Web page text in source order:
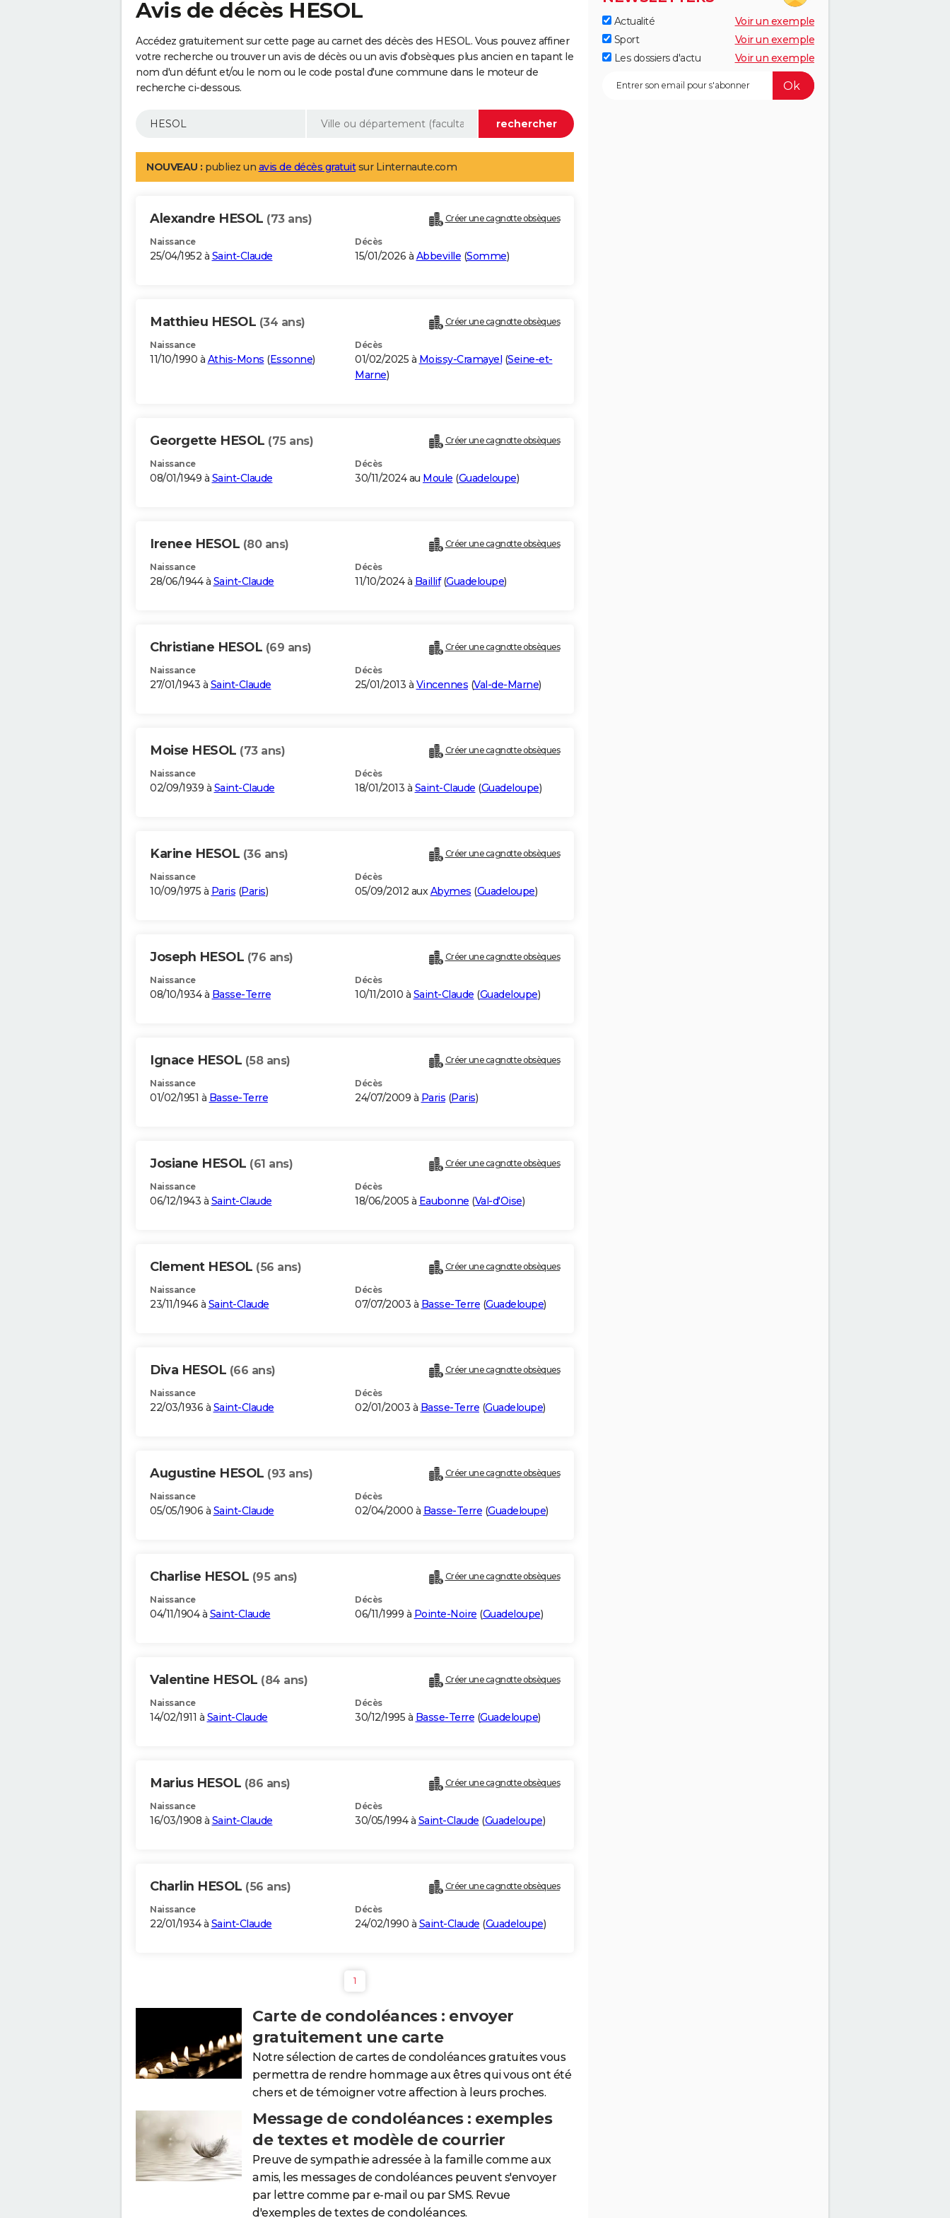
Avis de décès HESOL
Accédez gratuitement sur cette page au carnet des décès des HESOL. Vous pouvez affiner
votre recherche ou trouver un avis de décès ou un avis d'obsèques plus ancien en tapant le
nom d'un défunt et/ou le nom ou le code postal d'une commune dans le moteur de
recherche ci-dessous.
NOUVEAU : publiez un avis de décès gratuitsur Linternaute.com
Alexandre HESOL (73 ans) Créer une cagnotte obsèques
Naissance
25/04/1952 à Saint-Claude
Décès
15/01/2026 à Abbeville (Somme)
Matthieu HESOL (34 ans) Créer une cagnotte obsèques
Naissance
11/10/1990 à Athis-Mons (Essonne)
Décès
01/02/2025 à Moissy-Cramayel (Seine-et-
Marne)
Georgette HESOL (75 ans) Créer une cagnotte obsèques
Naissance
08/01/1949 à Saint-Claude
Décès
30/11/2024 au Moule (Guadeloupe)
Irenee HESOL (80 ans) Créer une cagnotte obsèques
Naissance
28/06/1944 à Saint-Claude
Décès
11/10/2024 à Baillif(Guadeloupe)
Christiane HESOL (69 ans) Créer une cagnotte obsèques
Naissance
27/01/1943 à Saint-Claude
Décès
25/01/2013 à Vincennes (Val-de-Marne)
Moise HESOL (73 ans) Créer une cagnotte obsèques
Naissance
02/09/1939 à Saint-Claude
Décès
18/01/2013 à Saint-Claude (Guadeloupe)
Karine HESOL (36 ans) Créer une cagnotte obsèques
Naissance
10/09/1975 à Paris (Paris)
Décès
05/09/2012 auxAbymes (Guadeloupe)
Joseph HESOL (76 ans) Créer une cagnotte obsèques
Naissance
08/10/1934 à Basse-Terre
Décès
10/11/2010 à Saint-Claude (Guadeloupe)
Ignace HESOL (58 ans) Créer une cagnotte obsèques
Naissance
01/02/1951 à Basse-Terre
Décès
24/07/2009 à Paris (Paris)
Josiane HESOL (61 ans) Créer une cagnotte obsèques
Naissance
06/12/1943 à Saint-Claude
Décès
18/06/2005 à Eaubonne (Val-d'Oise)
Clement HESOL (56 ans) Créer une cagnotte obsèques
Naissance
23/11/1946 à Saint-Claude
Décès
07/07/2003 à Basse-Terre (Guadeloupe)
Diva HESOL (66 ans) Créer une cagnotte obsèques
Naissance
22/03/1936 à Saint-Claude
Décès
02/01/2003 à Basse-Terre (Guadeloupe)
Augustine HESOL (93 ans) Créer une cagnotte obsèques
Naissance
05/05/1906 à Saint-Claude
Décès
02/04/2000 à Basse-Terre (Guadeloupe)
Charlise HESOL (95 ans) Créer une cagnotte obsèques
Naissance
04/11/1904 à Saint-Claude
Décès
06/11/1999 à Pointe-Noire (Guadeloupe)
Valentine HESOL (84 ans) Créer une cagnotte obsèques
Naissance
14/02/1911 à Saint-Claude
Décès
30/12/1995 à Basse-Terre (Guadeloupe)
Marius HESOL (86 ans) Créer une cagnotte obsèques
Naissance
16/03/1908 à Saint-Claude
Décès
30/05/1994 à Saint-Claude (Guadeloupe)
Charlin HESOL (56 ans) Créer une cagnotte obsèques
Naissance
22/01/1934 à Saint-Claude
Décès
24/02/1990 à Saint-Claude (Guadeloupe)
1
Carte de condoléances : envoyer
gratuitement une carte
Notre sélection de cartes de condoléances gratuites vous
permettra de rendre hommage aux êtres qui vous ont été
chers et de témoigner votre affection à leurs proches.
Message de condoléances : exemples
de textes et modèle de courrier
Preuve de sympathie adressée à la famille comme aux
amis, les messages de condoléances peuvent s'envoyer
par lettre comme par e-mail ou par SMS. Revue
d'exemples de textes de condoléances.
Actualité
Voir un exemple
Sport
Voir un exemple
Les dossiers d'actu
Voir un exemple